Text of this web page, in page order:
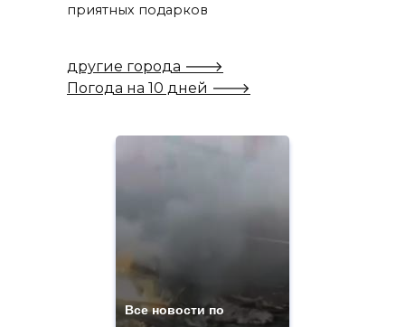
приятных подарков
другие города 🡒
Погода на 10 дней 🡒
Все новости по